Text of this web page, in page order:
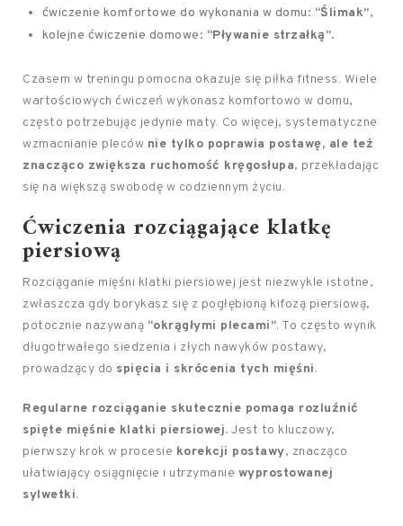
ćwiczenie komfortowe do wykonania w domu: “Ślimak”,
kolejne ćwiczenie domowe: “Pływanie strzałką”.
Czasem w treningu pomocna okazuje się piłka fitness. Wiele
wartościowych ćwiczeń wykonasz komfortowo w domu,
często potrzebując jedynie maty. Co więcej, systematyczne
wzmacnianie pleców nie tylko poprawia postawę, ale też
znacząco zwiększa ruchomość kręgosłupa, przekładając
się na większą swobodę w codziennym życiu.
Ćwiczenia rozciągające klatkę
piersiową
Rozciąganie mięśni klatki piersiowej jest niezwykle istotne,
zwłaszcza gdy borykasz się z pogłębioną kifozą piersiową,
potocznie nazywaną “okrągłymi plecami”. To często wynik
długotrwałego siedzenia i złych nawyków postawy,
prowadzący do spięcia i skrócenia tych mięśni.
Regularne rozciąganie skutecznie pomaga rozluźnić
spięte mięśnie klatki piersiowej. Jest to kluczowy,
pierwszy krok w procesie korekcji postawy, znacząco
ułatwiający osiągnięcie i utrzymanie wyprostowanej
sylwetki.